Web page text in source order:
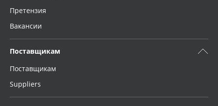
Претензия
Вакансии
Поставщикам
Поставщикам
Suppliers